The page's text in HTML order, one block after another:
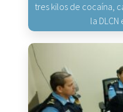
tres kilos de cocaína,
la